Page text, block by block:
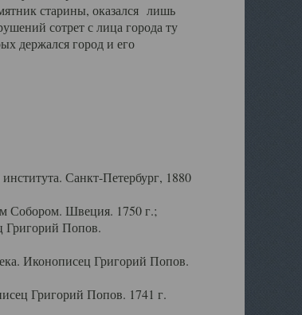
старины, оказался лишь
сотрет с лица города ту
держался город и его
Санкт-Петербург, 1880
Собором. Швеция. 1750 г.;
Григорий Попов.
Иконописец Григорий Попов.
Григорий Попов. 1741 г.